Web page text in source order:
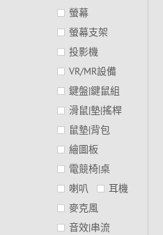
螢幕
螢幕支架
投影機
VR/MR設備
鍵盤|鍵鼠組
滑鼠|墊|搖桿
鼠墊|背包
繪圖板
電競椅|桌
喇叭
耳機
麥克風
音效|串流